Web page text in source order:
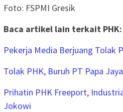
Foto: FSPMI Gresik
Baca artikel lain terkait PHK:
Pekerja Media Berjuang Tolak
Tolak PHK, Buruh PT Papa
Prihatin PHK Freeport,
Jokowi